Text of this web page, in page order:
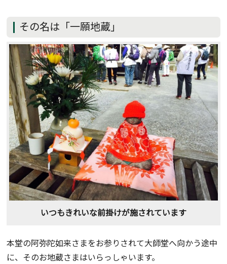
その名は「一願地蔵」
いつもきれいな前掛けが施されています
本堂の阿弥陀如来さまをお参りされて大師堂へ向かう途中
に、そのお地蔵さまはいらっしゃいます。